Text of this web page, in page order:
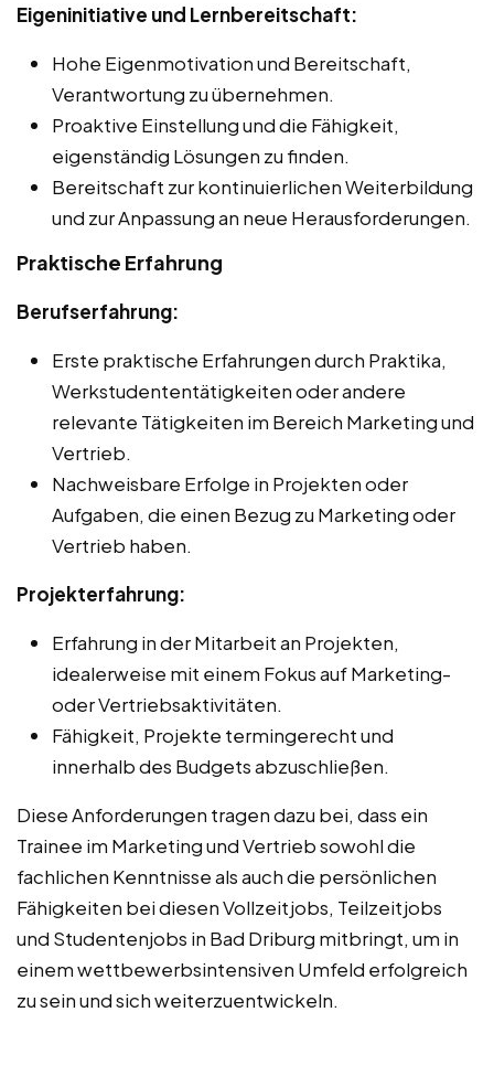
Eigeninitiative und Lernbereitschaft:
Hohe Eigenmotivation und Bereitschaft,
Verantwortung zu übernehmen.
Proaktive Einstellung und die Fähigkeit,
eigenständig Lösungen zu finden.
Bereitschaft zur kontinuierlichen Weiterbildung
und zur Anpassung an neue Herausforderungen.
Praktische Erfahrung
Berufserfahrung:
Erste praktische Erfahrungen durch Praktika,
Werkstudententätigkeiten oder andere
relevante Tätigkeiten im Bereich Marketing und
Vertrieb.
Nachweisbare Erfolge in Projekten oder
Aufgaben, die einen Bezug zu Marketing oder
Vertrieb haben.
Projekterfahrung:
Erfahrung in der Mitarbeit an Projekten,
idealerweise mit einem Fokus auf Marketing-
oder Vertriebsaktivitäten.
Fähigkeit, Projekte termingerecht und
innerhalb des Budgets abzuschließen.
Diese Anforderungen tragen dazu bei, dass ein
Trainee im Marketing und Vertrieb sowohl die
fachlichen Kenntnisse als auch die persönlichen
Fähigkeiten bei diesen Vollzeitjobs, Teilzeitjobs
und Studentenjobs in Bad Driburg mitbringt, um in
einem wettbewerbsintensiven Umfeld erfolgreich
zu sein und sich weiterzuentwickeln.